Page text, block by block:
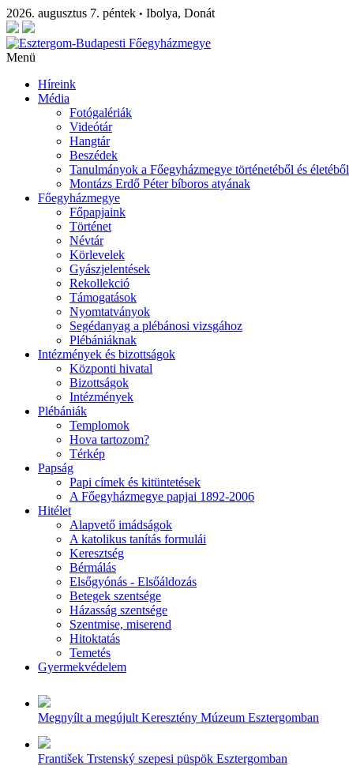
2026. augusztus 7. péntek • Ibolya, Donát
Menü
Híreink
Média
Fotógalériák
Videótár
Hangtár
Beszédek
Tanulmányok a Főegyházmegye történetéből és életéből
Montázs Erdő Péter bíboros atyának
Főegyházmegye
Főpapjaink
Történet
Névtár
Körlevelek
Gyászjelentések
Rekollekció
Támogatások
Nyomtatványok
Segédanyag a plébánosi vizsgához
Plébániáknak
Intézmények és bizottságok
Központi hivatal
Bizottságok
Intézmények
Plébániák
Templomok
Hova tartozom?
Térkép
Papság
Papi címek és kitüntetések
A Főegyházmegye papjai 1892-2006
Hitélet
Alapvető imádságok
A katolikus tanítás formulái
Keresztség
Bérmálás
Elsőgyónás - Elsőáldozás
Betegek szentsége
Házasság szentsége
Szentmise, miserend
Hitoktatás
Temetés
Gyermekvédelem
Megnyílt a megújult Keresztény Múzeum Esztergomban
František Trstenský szepesi püspök Esztergomban